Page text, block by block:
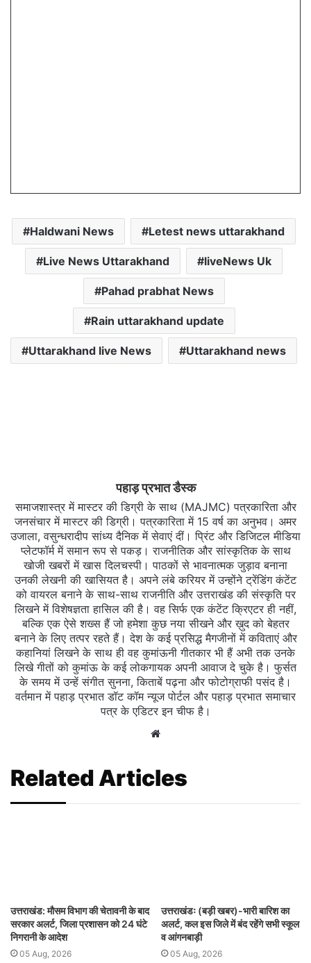
Haldwani News Letest news uttarakhand
Live News Uttarakhand liveNews Uk
Pahad prabhat News
Rain uttarakhand update
Uttarakhand live News Uttarakhand news
पहाड़ प्रभात डैस्क
समाजशास्त्र में मास्टर की डिग्री के साथ (MAJMC) पत्रकारिता और
जनसंचार में मास्टर की डिग्री। पत्रकारिता में 15 वर्ष का अनुभव। अमर
उजाला, वसुन्धरादीप सांध्य दैनिक में सेवाएं दीं। प्रिंट और डिजिटल मीडिया
प्लेटफॉर्म में समान रूप से पकड़। राजनीतिक और सांस्कृतिक के साथ
खोजी खबरों में खास दिलचस्‍पी। पाठकों से भावनात्मक जुड़ाव बनाना
उनकी लेखनी की खासियत है। अपने लंबे करियर में उन्होंने ट्रेंडिंग कंटेंट
को वायरल बनाने के साथ-साथ राजनीति और उत्तराखंड की संस्कृति पर
लिखने में विशेषज्ञता हासिल की है। वह सिर्फ एक कंटेंट क्रिएटर ही नहीं,
बल्कि एक ऐसे शख्स हैं जो हमेशा कुछ नया सीखने और ख़ुद को बेहतर
बनाने के लिए तत्पर रहते हैं। देश के कई प्रसिद्ध मैगजीनों में कविताएं और
कहानियां लिखने के साथ ही वह कुमांऊनी गीतकार भी हैं अभी तक उनके
लिखे गीतों को कुमांऊ के कई लोकगायक अपनी आवाज दे चुके है। फुर्सत
के समय में उन्हें संगीत सुनना, किताबें पढ़ना और फोटोग्राफी पसंद है।
वर्तमान में पहाड़ प्रभात डॉट कॉम न्यूज पोर्टल और पहाड़ प्रभात समाचार
पत्र के एडिटर इन चीफ है।
Website
Related Articles
उत्तराखंड: मौसम विभाग की चेतावनी के बाद
सरकार अलर्ट, जिला प्रशासन को 24 घंटे
निगरानी के आदेश
05 Aug, 2026
उत्तराखंडः (बड़ी खबर)-भारी बारिश का
अलर्ट, कल इस जिले में बंद रहेंगे सभी स्कूल
व आंगनबाड़ी
05 Aug, 2026